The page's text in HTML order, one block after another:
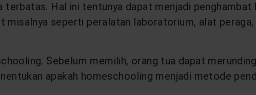
Hal ini tentunya dapat menjadi penghambat
seperti peralatan laboratorium, alat peraga,
Sebelum memilih, orang tua dapat
apakah homeschooling menjadi metode